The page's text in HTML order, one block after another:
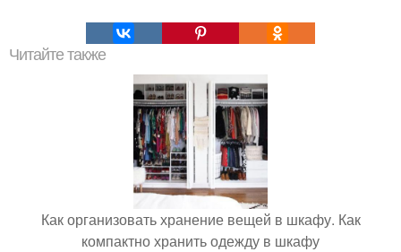
Читайте также
Как организовать хранение вещей в шкафу. Как
компактно хранить одежду в шкафу